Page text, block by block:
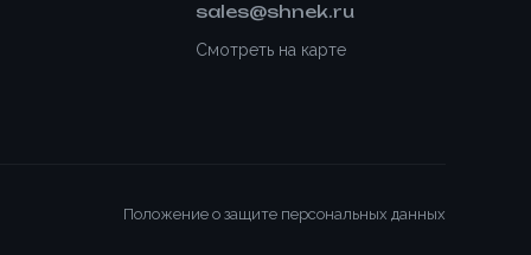
sales@shnek.ru
Смотреть на карте
Положение о защите персональных данных